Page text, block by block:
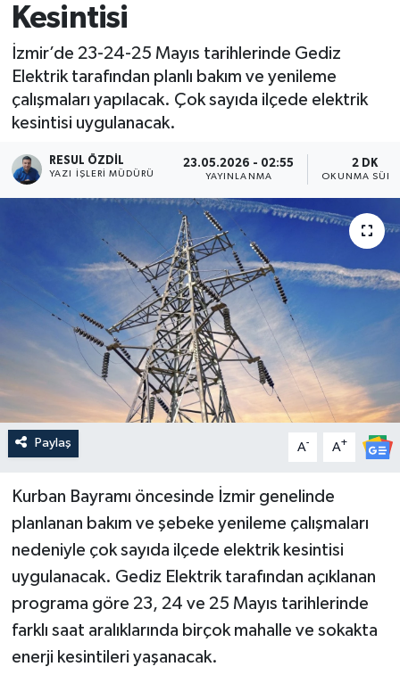
Kesintisi
İzmir’de 23-24-25 Mayıs tarihlerinde Gediz
Elektrik tarafından planlı bakım ve yenileme
çalışmaları yapılacak. Çok sayıda ilçede elektrik
kesintisi uygulanacak.
RESUL ÖZDIL
YAZI İŞLERI MÜDÜRÜ
23.05.2026 - 02:55
YAYINLANMA
2 DK
OKUNMA
Paylaş A- A+
Kurban Bayramı öncesinde İzmir genelinde
planlanan bakım ve şebeke yenileme çalışmaları
nedeniyle çok sayıda ilçede elektrik kesintisi
uygulanacak. Gediz Elektrik tarafından açıklanan
programa göre 23, 24 ve 25 Mayıs tarihlerinde
farklı saat aralıklarında birçok mahalle ve sokakta
enerji kesintileri yaşanacak.
RESMİ İLANLAR
Haber Arşivi